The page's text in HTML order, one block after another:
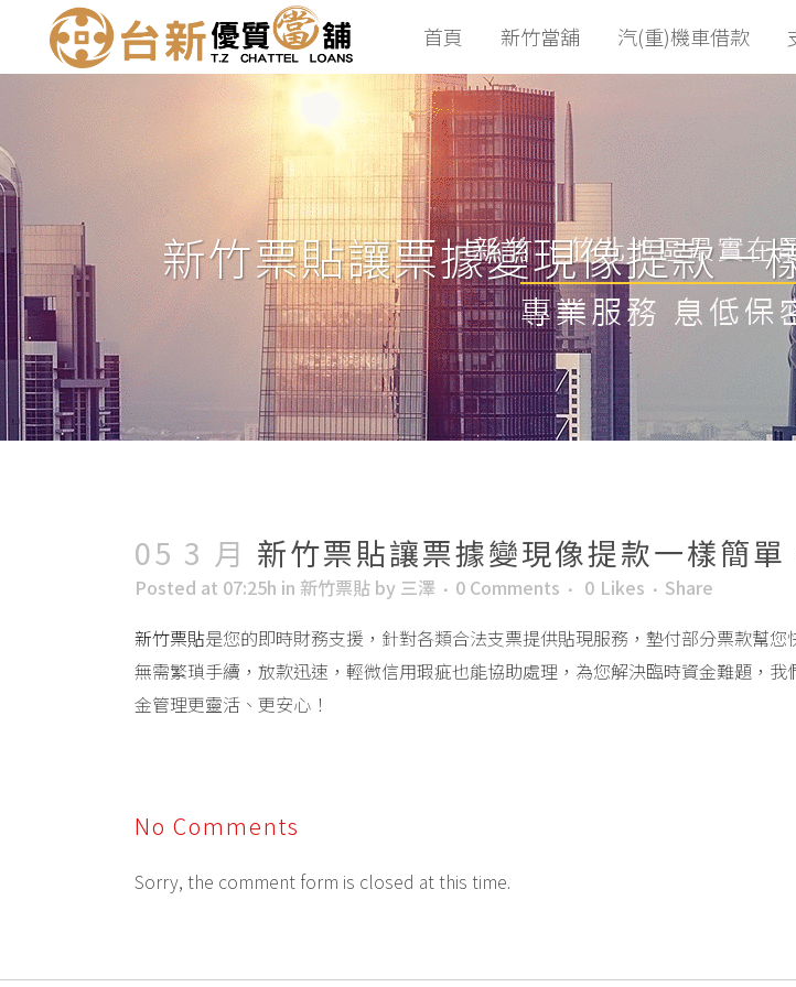
首頁 新竹當舖 汽(重)機車借款
新竹票貼讓票據變現像提款一
05 3 月 新竹票貼讓票據變現像提款一樣簡
Posted at 07:25h in 新竹票貼 by 三澤 0 Comments 0 Likes
Share
新竹票貼是您的即時財務支援，針對各類合法支票提供貼現服務，墊付部分票款幫
無需繁瑣手續，放款迅速，輕微信用瑕疵也能協助處理，為您解決臨時資金難題，
金管理更靈活、更安心！
No Comments
Sorry, the comment form is closed at this time.